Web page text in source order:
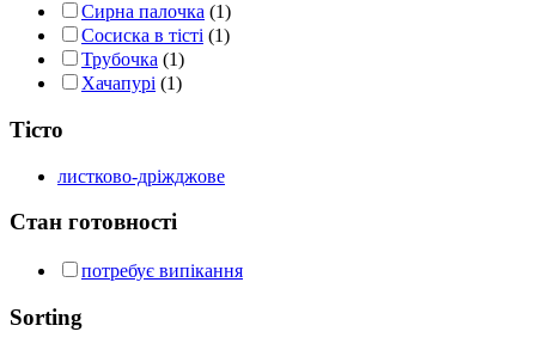
Сирна палочка (1)
Сосиска в тісті (1)
Трубочка (1)
Хачапурі (1)
Тісто
листково-дріжджове
Стан готовності
потребує випікання
Sorting